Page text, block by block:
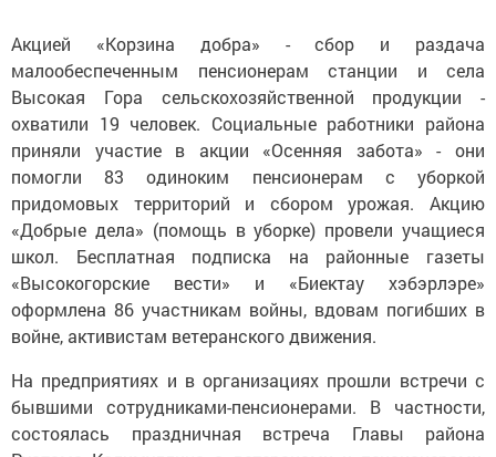
Акцией «Корзина добра» - сбор и раздача
малообеспеченным пенсионерам станции и села
Высокая Гора сельскохозяйственной продукции -
охватили 19 человек. Социальные работники района
приняли участие в акции «Осенняя забота» - они
помогли 83 одиноким пенсионерам с уборкой
придомовых территорий и сбором урожая. Акцию
«Добрые дела» (помощь в уборке) провели учащиеся
школ. Бесплатная подписка на районные газеты
«Высокогорские вести» и «Биектау хэбэрлэре»
оформлена 86 участникам войны, вдовам погибших в
войне, активистам ветеранского движения.
На предприятиях и в организациях прошли встречи с
бывшими сотрудниками-пенсионерами. В частности,
состоялась праздничная встреча Главы района